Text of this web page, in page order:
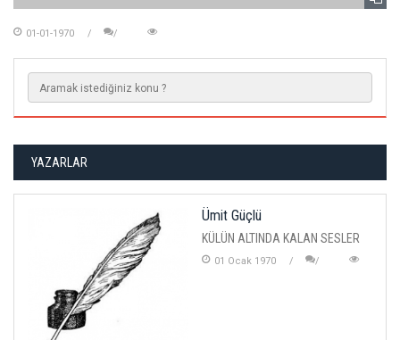
01-01-1970
YAZARLAR
Ümit Güçlü
KÜLÜN ALTINDA KALAN SESLER
01 Ocak 1970